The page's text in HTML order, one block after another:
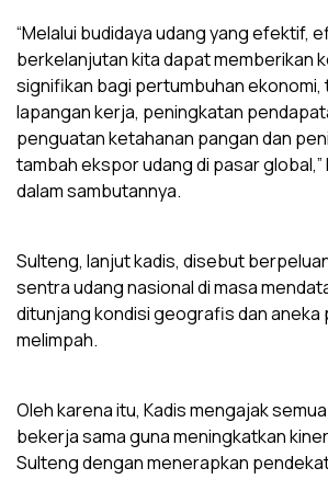
“Melalui budidaya udang yang efektif,
berkelanjutan kita dapat memberikan
signifikan bagi pertumbuhan
lapangan kerja, peningkatan
penguatan ketahanan pangan dan
tambah ekspor udang di pasar global,”
dalam sambutannya.
Sulteng, lanjut kadis, disebut
sentra udang nasional di masa
ditunjang kondisi geografis dan aneka
melimpah.
Oleh karena itu, Kadis mengajak
bekerja sama guna meningkatkan
Sulteng dengan menerapkan